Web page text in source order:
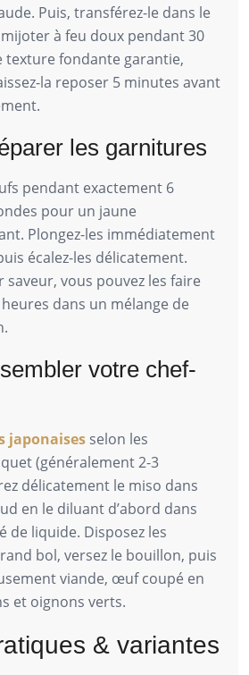
Puis, transférez-le dans le
à feu doux pendant 30
texture fondante garantie,
la reposer 5 minutes avant
les garnitures
pendant exactement 6
pour un jaune
Plongez-les immédiatement
écalez-les délicatement.
vous pouvez les faire
dans un mélange de
votre chef-
japonaises selon les
(généralement 2-3
délicatement le miso dans
en le diluant d’abord dans
de liquide. Disposez les
bol, versez le bouillon, puis
viande, œuf coupé en
et oignons verts.
& variantes